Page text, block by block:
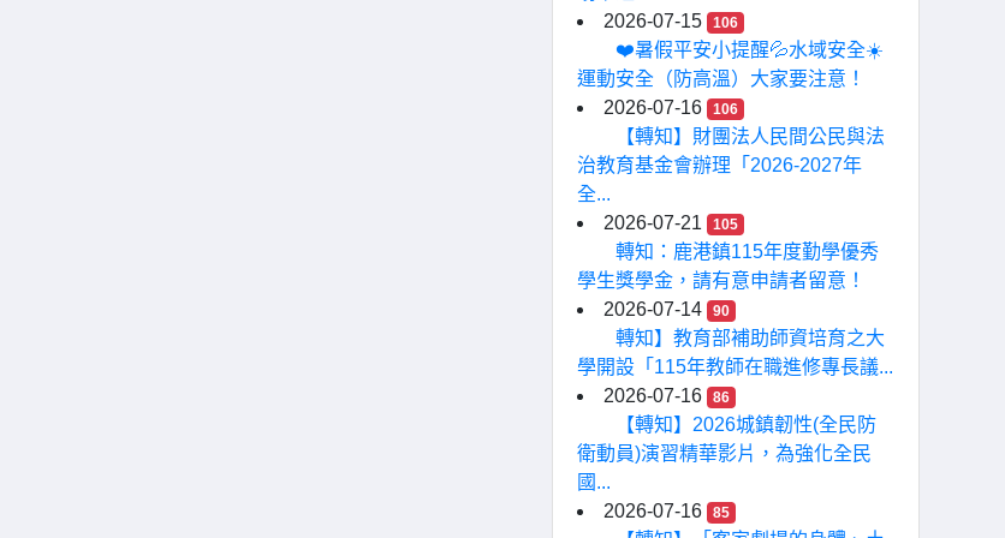
2026-07-15
106
❤️暑假平安小提醒💦水域安全☀️
運動安全（防高溫）大家要注意！
2026-07-16
106
【轉知】財團法人民間公民與法
治教育基金會辦理「2026-2027年
全...
2026-07-21
105
轉知：鹿港鎮115年度勤學優秀
學生獎學金，請有意申請者留意！
2026-07-14
90
轉知】教育部補助師資培育之大
學開設「115年教師在職進修專長議...
2026-07-16
86
【轉知】2026城鎮韌性(全民防
衛動員)演習精華影片，為強化全民
國...
2026-07-16
85